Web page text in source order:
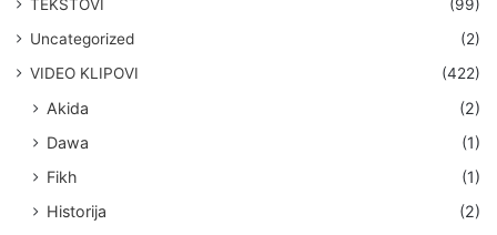
TEKSTOVI
(99)
Uncategorized
(2)
VIDEO KLIPOVI
(422)
Akida
(2)
Dawa
(1)
Fikh
(1)
Historija
(2)